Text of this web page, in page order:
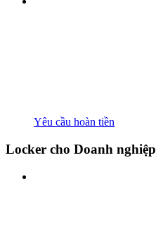
Yêu cầu hoàn tiền
Locker cho Doanh nghiệp